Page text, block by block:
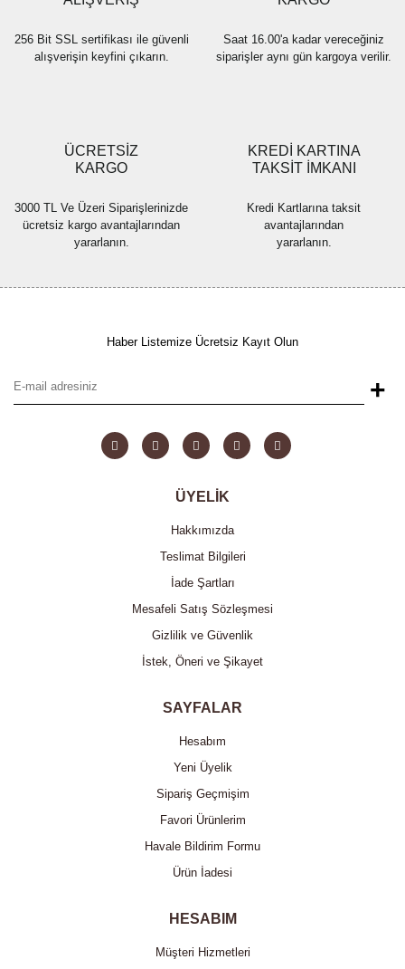
256 Bit SSL sertifikası ile güvenli
alışverişin keyfini çıkarın.
Saat 16.00'a kadar vereceğiniz
siparişler aynı gün kargoya verilir.
ÜCRETSİZ
KARGO
3000 TL Ve Üzeri Siparişlerinizde
ücretsiz kargo avantajlarından
yararlanın.
KREDİ KARTINA
TAKSİT İMKANI
Kredi Kartlarına taksit
avantajlarından
yararlanın.
Haber Listemize Ücretsiz Kayıt Olun
+
ÜYELİK
Hakkımızda
Teslimat Bilgileri
İade Şartları
Mesafeli Satış Sözleşmesi
Gizlilik ve Güvenlik
İstek, Öneri ve Şikayet
SAYFALAR
Hesabım
Yeni Üyelik
Sipariş Geçmişim
Favori Ürünlerim
Havale Bildirim Formu
Ürün İadesi
HESABIM
Müşteri Hizmetleri